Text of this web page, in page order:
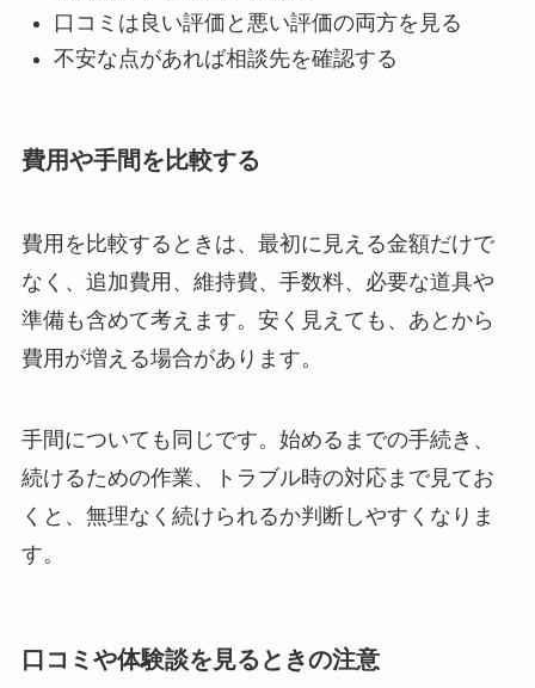
口コミは良い評価と悪い評価の両方を見る
不安な点があれば相談先を確認する
費用や手間を比較する
費用を比較するときは、最初に見える金額だけで
なく、追加費用、維持費、手数料、必要な道具や
準備も含めて考えます。安く見えても、あとから
費用が増える場合があります。
手間についても同じです。始めるまでの手続き、
続けるための作業、トラブル時の対応まで見てお
くと、無理なく続けられるか判断しやすくなりま
す。
口コミや体験談を見るときの注意